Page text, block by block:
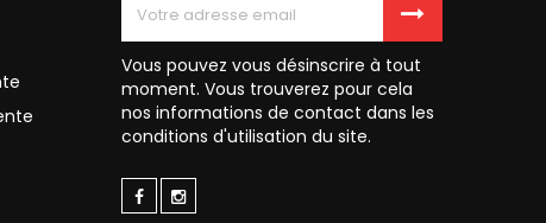
Vous pouvez vous désinscrire à tout
moment. Vous trouverez pour cela
nos informations de contact dans les
conditions d'utilisation du site.